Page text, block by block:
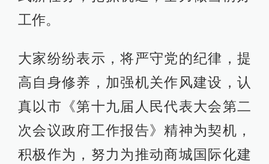
工作。
大家纷纷表示，将严守党的纪律，提
高自身修养，加强机关作风建设，认
真以市《第十九届人民代表大会第二
次会议政府工作报告》精神为契机，
积极作为，努力为推动商城国际化建